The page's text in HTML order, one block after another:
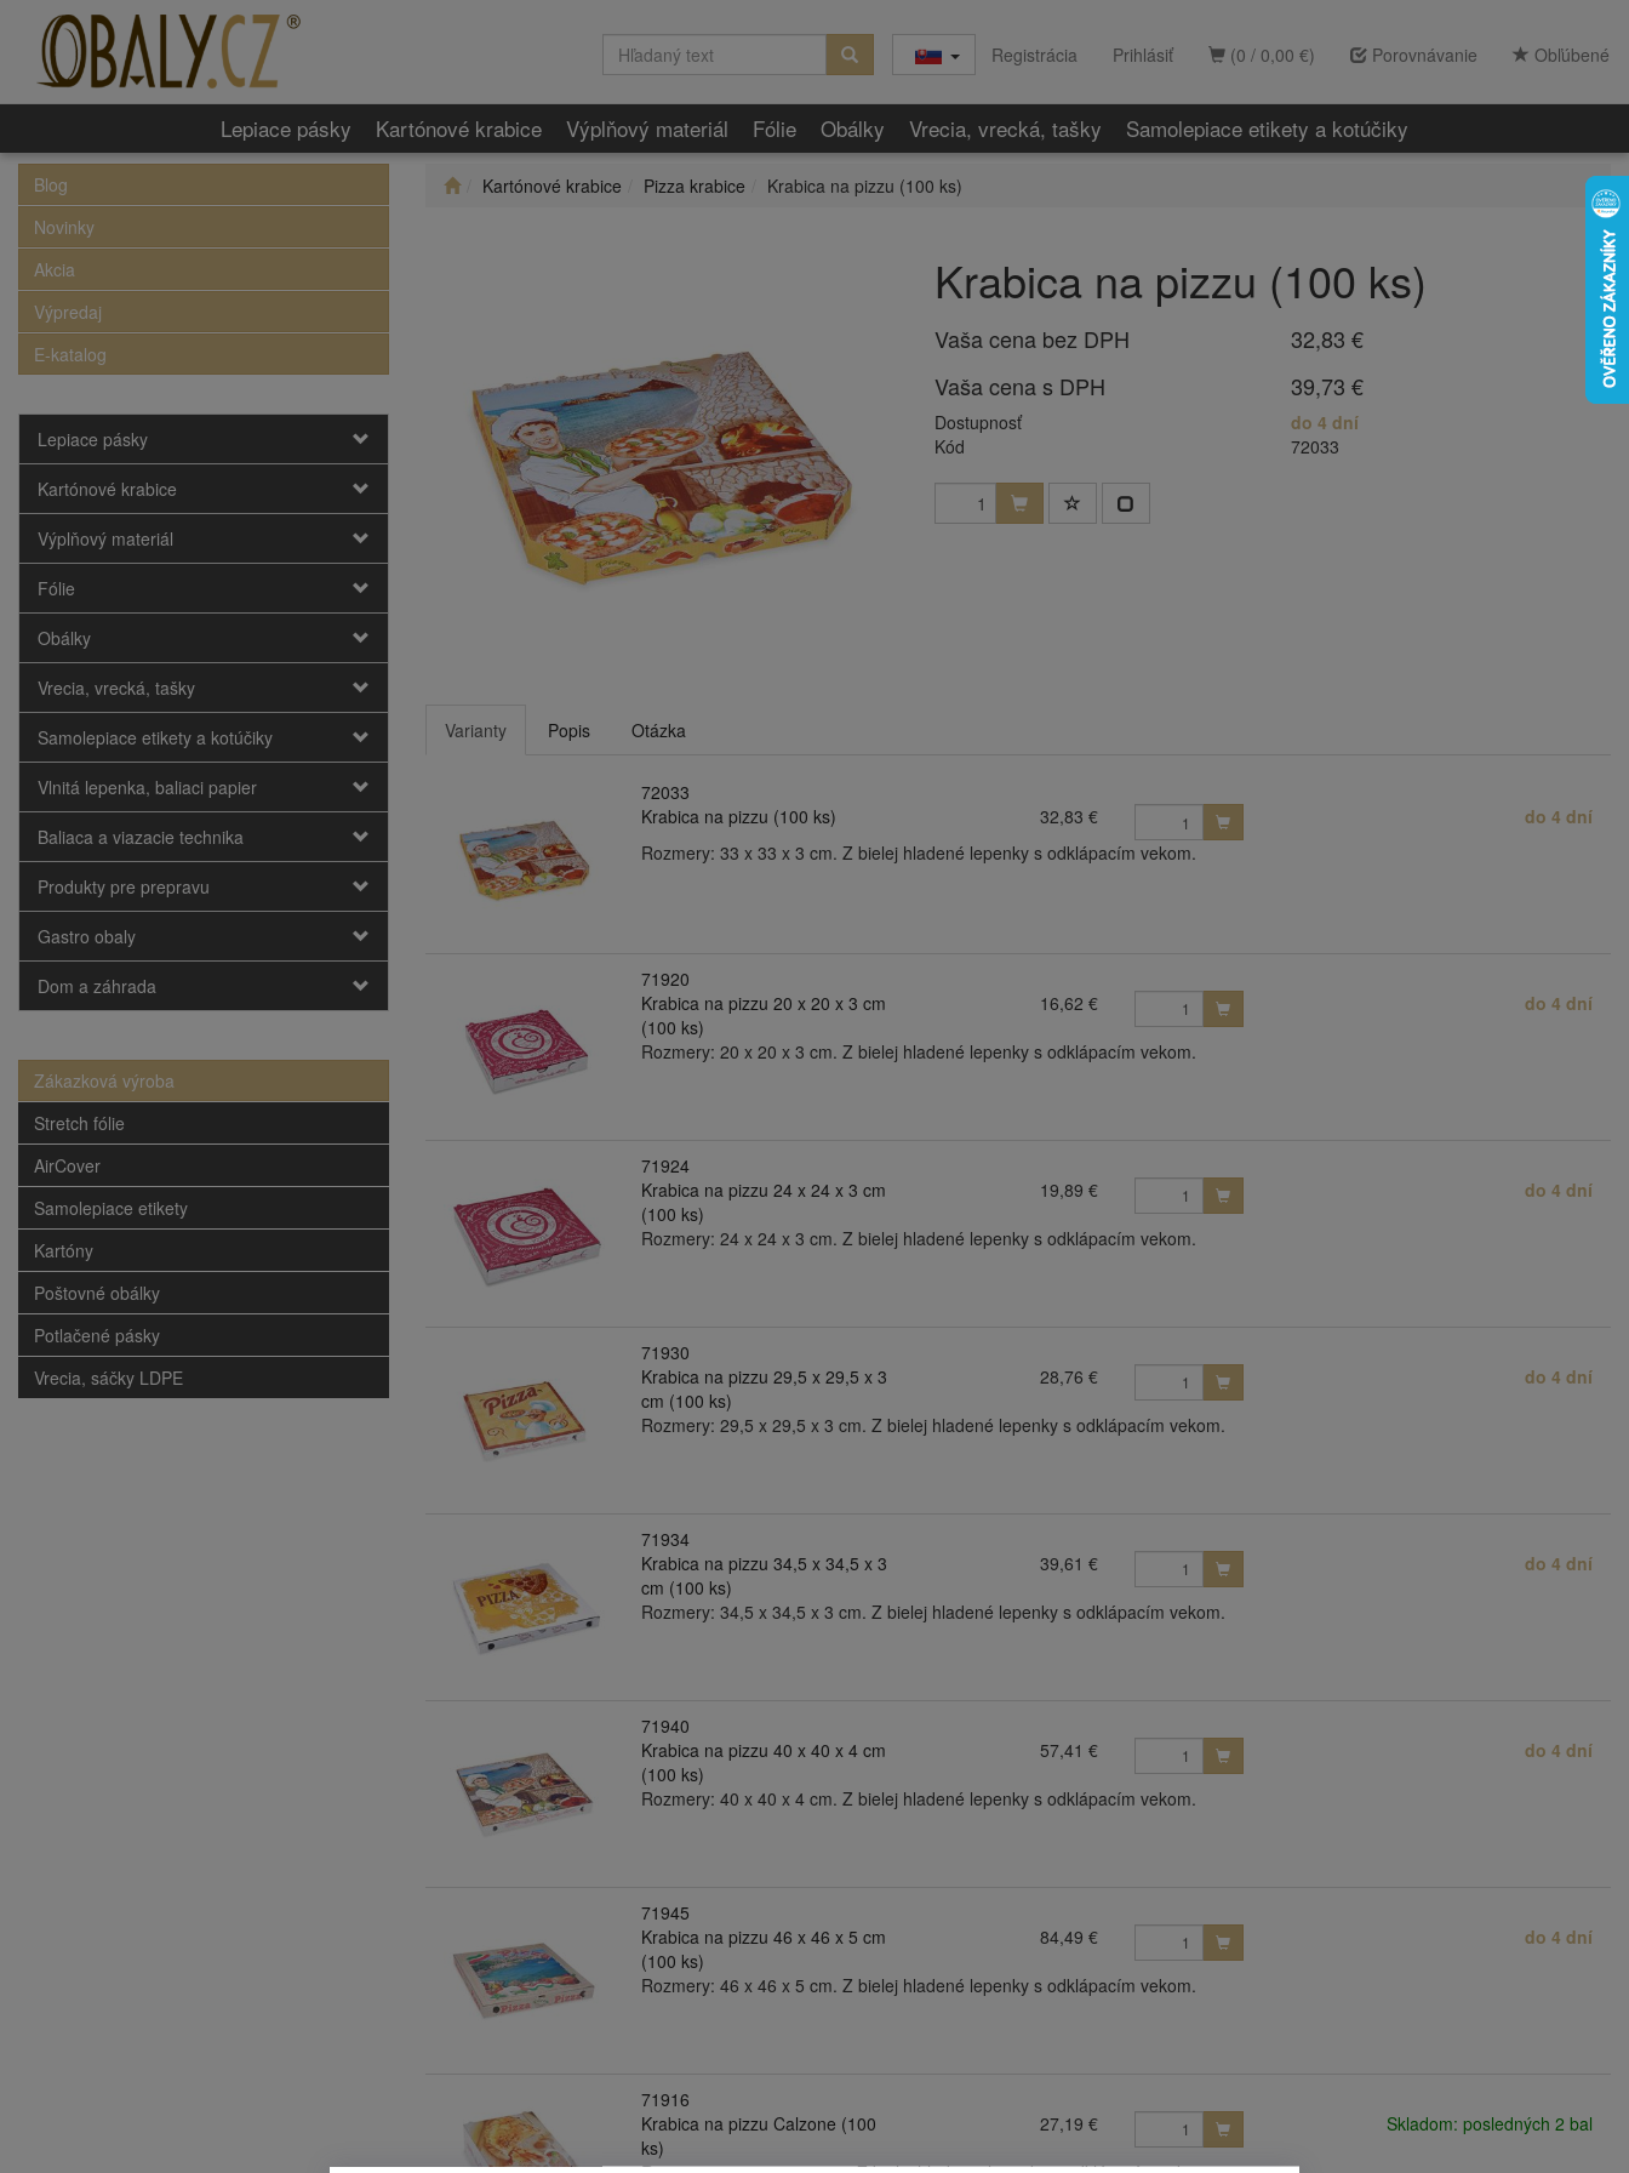
(0 / 0,00 €) Porovnávanie Obľúbené
Registrácia Prihlásiť
Lepiace pásky Kartónové krabice Výplňový materiál Fólie Obálky Vrecia, vrecká, tašky Samolepiace etikety a kotúčiky
Blog
Novinky
Akcia
Výpredaj
E-katalog
Lepiace pásky
Kartónové krabice
Výplňový materiál
Fólie
Obálky
Vrecia, vrecká, tašky
Samolepiace etikety a kotúčiky
Vlnitá lepenka, baliaci papier
Baliaca a viazacie technika
Produkty pre prepravu
Gastro obaly
Dom a záhrada
Zákazková výroba
Stretch fólie
AirCover
Samolepiace etikety
Kartóny
Poštovné obálky
Potlačené pásky
Vrecia, sáčky LDPE
Kartónové krabice Pizza krabice Krabica na pizzu (100 ks)
Krabica na pizzu (100 ks)
Vaša cena bez DPH
32,83 €
Vaša cena s DPH
39,73 €
Dostupnosť
do 4 dní
Kód
72033
Varianty Popis Otázka
72033
Krabica na pizzu (100 ks)
32,83 €
do 4 dní
Rozmery: 33 x 33 x 3 cm. Z bielej hladené lepenky s odklápacím vekom.
71920
Krabica na pizzu 20 x 20 x 3 cm
(100 ks)
16,62 €
do 4 dní
Rozmery: 20 x 20 x 3 cm. Z bielej hladené lepenky s odklápacím vekom.
71924
Krabica na pizzu 24 x 24 x 3 cm
(100 ks)
19,89 €
do 4 dní
Rozmery: 24 x 24 x 3 cm. Z bielej hladené lepenky s odklápacím vekom.
71930
Krabica na pizzu 29,5 x 29,5 x 3
cm (100 ks)
28,76 €
do 4 dní
Rozmery: 29,5 x 29,5 x 3 cm. Z bielej hladené lepenky s odklápacím vekom.
71934
Krabica na pizzu 34,5 x 34,5 x 3
cm (100 ks)
39,61 €
do 4 dní
Rozmery: 34,5 x 34,5 x 3 cm. Z bielej hladené lepenky s odklápacím vekom.
71940
Krabica na pizzu 40 x 40 x 4 cm
(100 ks)
57,41 €
do 4 dní
Rozmery: 40 x 40 x 4 cm. Z bielej hladené lepenky s odklápacím vekom.
71945
Krabica na pizzu 46 x 46 x 5 cm
(100 ks)
84,49 €
do 4 dní
Rozmery: 46 x 46 x 5 cm. Z bielej hladené lepenky s odklápacím vekom.
71916
Krabica na pizzu Calzone (100
ks)
27,19 €
Skladom: posledných 2 bal